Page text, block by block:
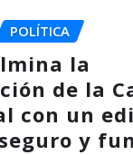
POLÍTICA
la
de la
con un
y